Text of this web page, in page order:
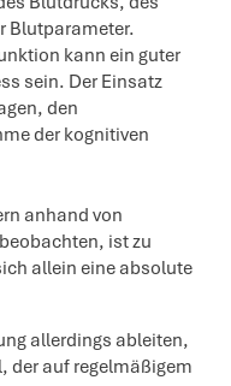
Blutparameter.
kann ein guter
sein. Der Einsatz
den
der kognitiven
anhand von
ist zu
allein eine absolute
allerdings ableiten,
der auf regelmäßigem